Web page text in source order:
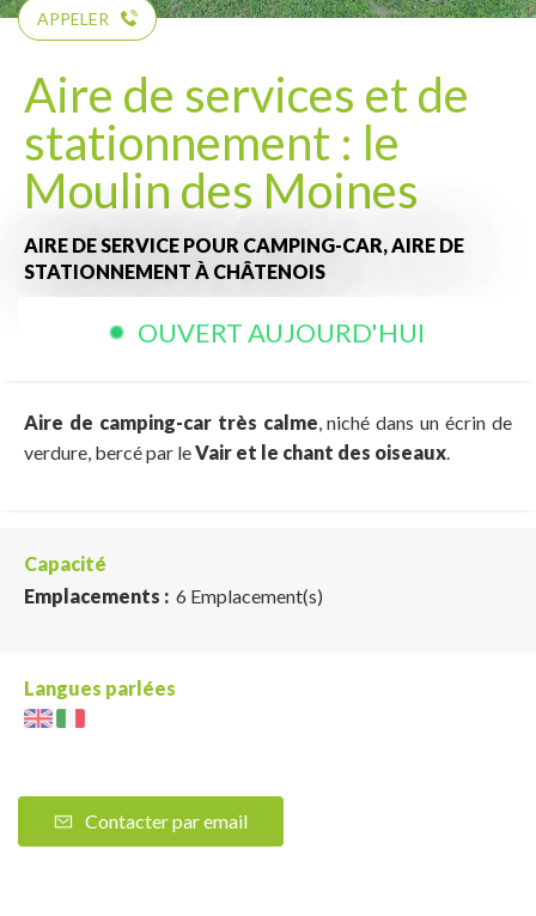
APPELER
Aire de services et de
stationnement : le
Moulin des Moines
AIRE DE SERVICE POUR CAMPING-CAR,AIRE DE
STATIONNEMENT À CHÂTENOIS
OUVERT AUJOURD'HUI
Aire de camping-car très calme , niché dans un écrin de
verdure, bercé par leVair et le chant des oiseaux
Capacité
Emplacements : 6 Emplacement(s)
Langues parlées
Contacter par email